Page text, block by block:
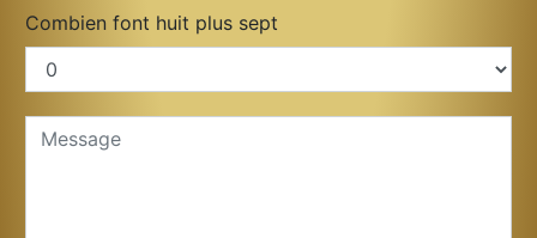
Combien font huit plus sept